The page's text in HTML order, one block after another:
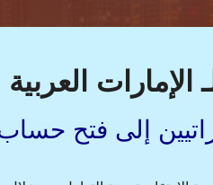
العربية